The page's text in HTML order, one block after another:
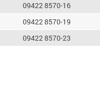
09422 8570-16
09422 8570-19
09422 8570-23